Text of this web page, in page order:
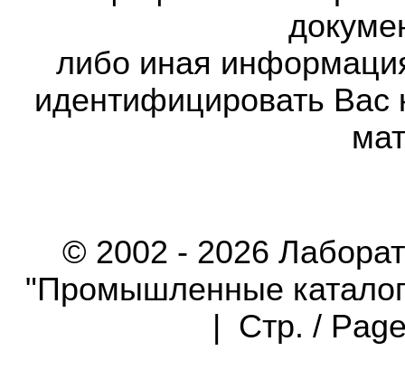
либо иная
идентифицировать Вас
© 2002 - 2026
"Промышленные
| Стр. /